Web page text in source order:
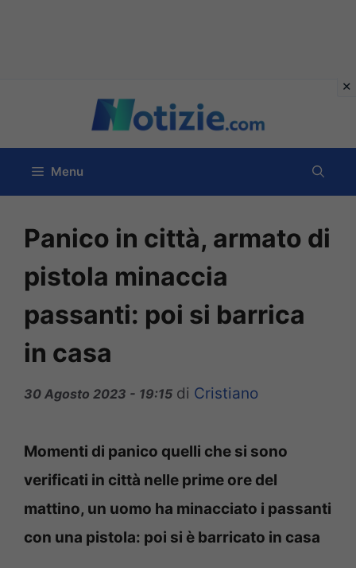
contenuto
Menu
Panico in città, armato di
pistola minaccia
passanti: poi si barrica
in casa
30 Agosto 2023 - 19:15 di Cristiano
Momenti di panico quelli che si sono
verificati in città nelle prime ore del
mattino, un uomo ha minacciato i passanti
con una pistola: poi si è barricato in casa